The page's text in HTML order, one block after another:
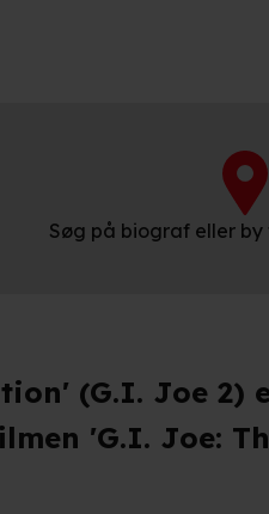
Søg på biograf eller by
(G.I. Joe 2)
'G.I. Joe: